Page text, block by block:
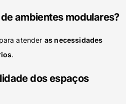
ambientes modulares?
atender as necessidades
.
dos espaços